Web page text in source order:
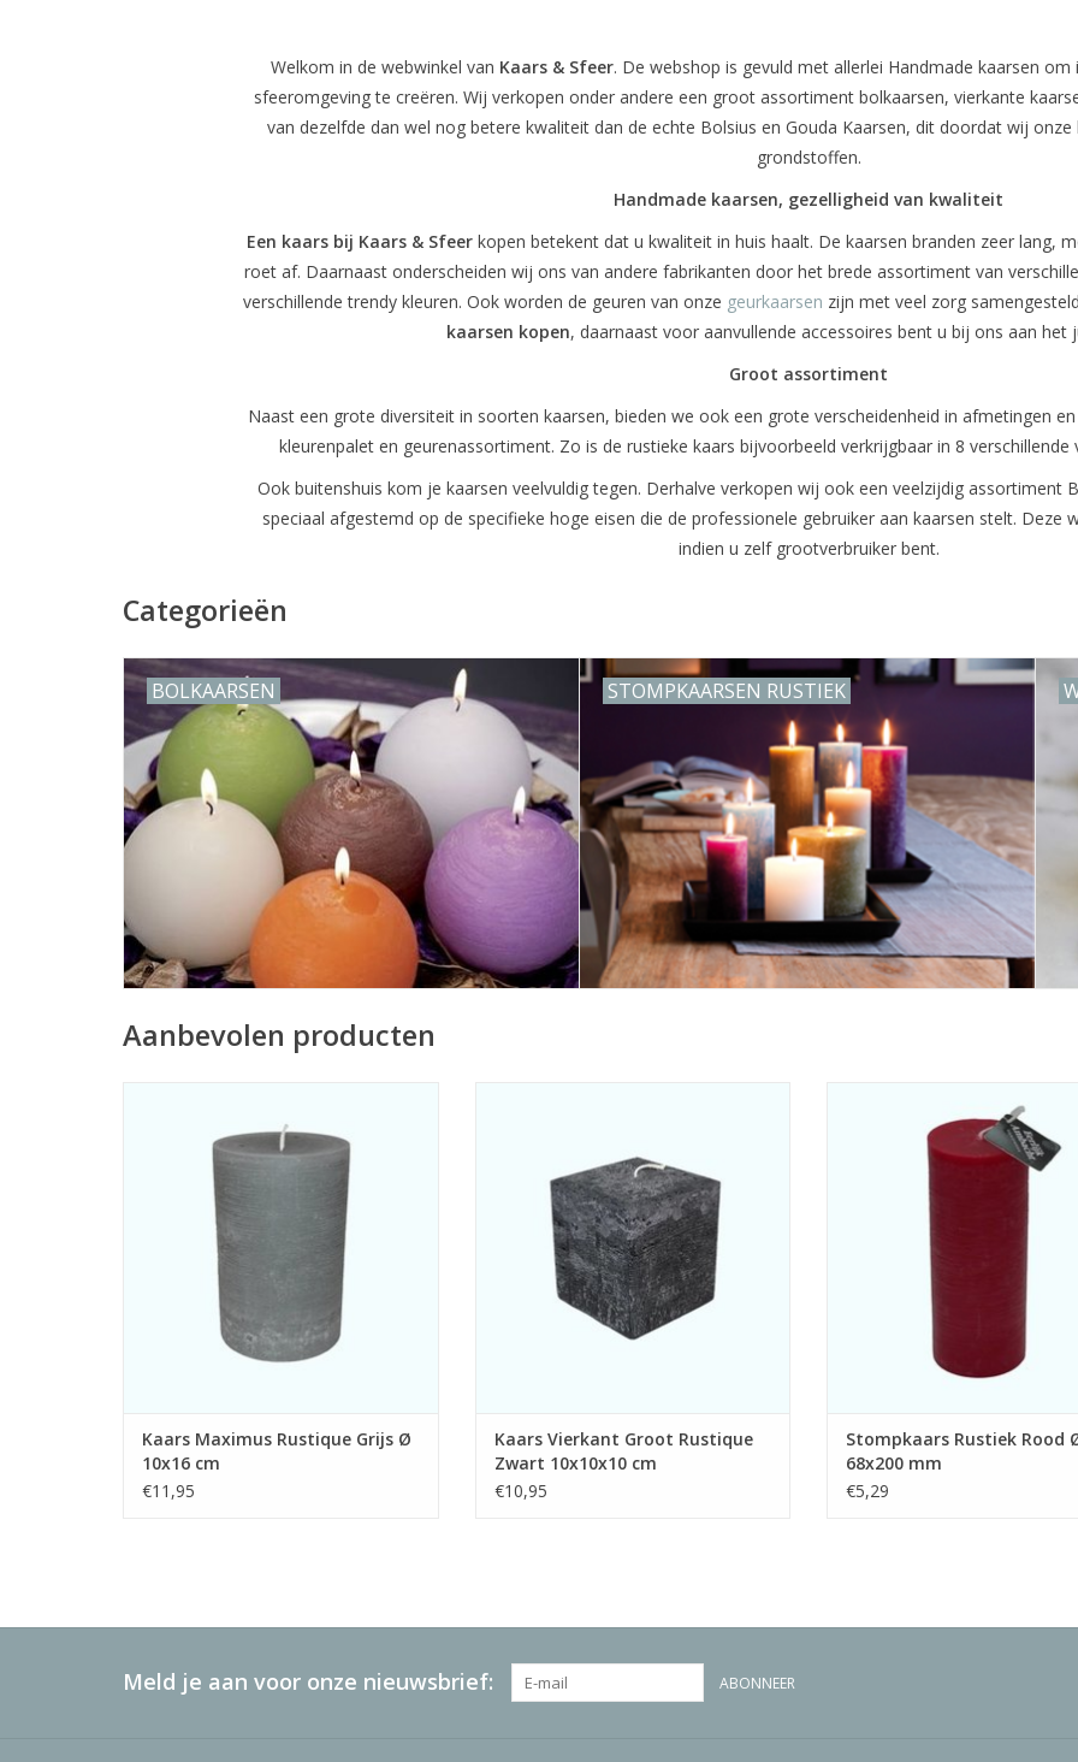
Welkom in de webwinkel van Kaars & Sfeer. De webshop is gevuld met allerlei Handmade kaarsen
sfeeromgeving te creëren. Wij verkopen onder andere een groot assortiment bolkaarsen, vierkante
van dezelfde dan wel nog betere kwaliteit dan de echte Bolsius en Gouda Kaarsen, dit doordat wij
grondstoffen.
Handmade kaarsen, gezelligheid van kwaliteit
Een kaars bij Kaars & Sfeer kopen betekent dat u kwaliteit in huis haalt. De kaarsen branden zeer lang,
roet af. Daarnaast onderscheiden wij ons van andere fabrikanten door het brede assortiment van
verschillende trendy kleuren. Ook worden de geuren van onze geurkaarsen zijn met veel zorg
kaarsen kopen, daarnaast voor aanvullende accessoires bent u bij ons aan het
Groot assortiment
Naast een grote diversiteit in soorten kaarsen, bieden we ook een grote verscheidenheid in afmetingen
kleurenpalet en geurenassortiment. Zo is de rustieke kaars bijvoorbeeld verkrijgbaar in 8 verschillende
Ook buitenshuis kom je kaarsen veelvuldig tegen. Derhalve verkopen wij ook een veelzijdig assortiment
speciaal afgestemd op de specifieke hoge eisen die de professionele gebruiker aan kaarsen stelt. Deze
indien u zelf grootverbruiker bent.
Categorieën
BOLKAARSEN STOMPKAARSEN RUSTIEK
Aanbevolen producten
een rustieke uitstraling door de techniek
die bij het fabriceren is gebruikt.
Brandduur 120+ uur.
TOEVOEGEN AAN WINKELWAGEN
Kaars Maximus Rustique Grijs Ø
10x16 cm
€11,95
met de hand gemaakt en met de beste
grondstoffen vervaardigd. Branduren: ca.
90 uur.
TOEVOEGEN AAN WINKELWAGEN
Kaars Vierkant Groot Rustique
Zwart 10x10x10 cm
€10,95
afmeting van 68 x 200 mm in de
Rood. Deze handgemaakte grote
volledig gekleurd en heeft circa
TOEVOEGEN AAN
Stompkaars Rustiek Rood
68x200 mm
€5,29
Meld je aan voor onze nieuwsbrief: ABONNEER